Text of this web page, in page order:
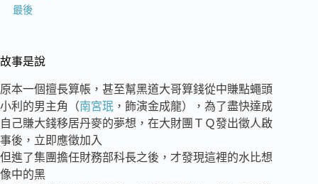
最後
故事是說
原本一個擅長算帳，甚至幫黑道大哥算錢從中賺點蠅頭
小利的男主角（南宮珉 ，飾演金成龍），為了盡快達成
自己賺大錢移居丹麥的夢想，在大財團ＴＱ發出徵人啟
事後，立即應徵加入
但進了集團擔任財務部科長之後，才發現這裡的水比想
像中的黑